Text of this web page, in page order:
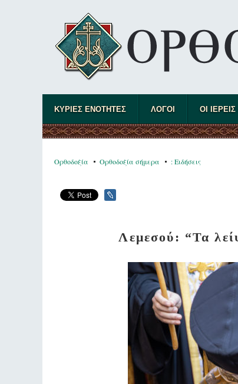
ΚΥΡΙΕΣ ΕΝΟΤΗΤΕΣ ΛΟΓΟΙ ΟΙ
Ορθοδοξία Ορθοδοξία σήμερα : Ειδήσεις
Λεμεσού: “Τα